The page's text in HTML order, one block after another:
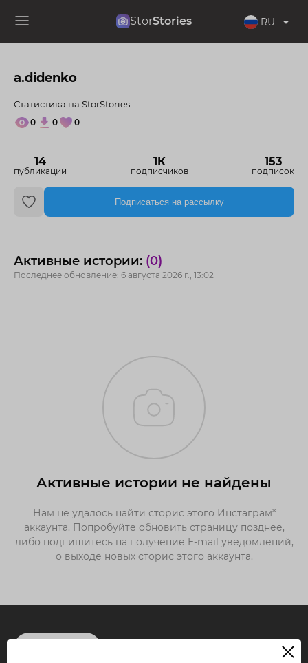
StorStories RU
a.didenko
14
публикаций
1К
подписчиков
153
подписок
Статистика на StorStories:
0 0 0
Подписаться на рассылку
Активные истории: (0)
Последнее обновление: 6 августа 2026 г., 13:02
Активные истории не найдены
Нам не удалось найти сторис этого Инстаграм*
аккаунта. Попробуйте обновить страницу позднее,
либо подпишитесь на получение E-mail уведомлений,
о выходе новых сторис этого аккаунта.